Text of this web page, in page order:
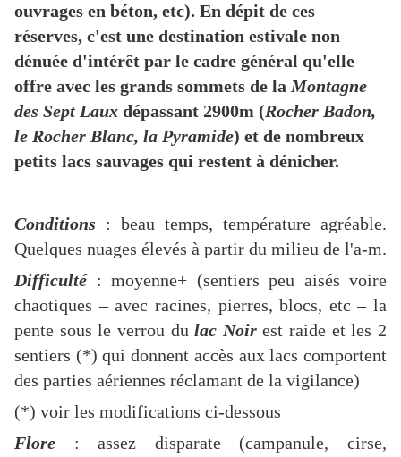
ouvrages en béton, etc). En dépit de ces
réserves, c'est une destination estivale non
dénuée d'intérêt par le cadre général qu'elle
offre avec les grands sommets de la Montagne
des Sept Laux dépassant 2900m (Rocher Badon,
le Rocher Blanc, la Pyramide) et de nombreux
petits lacs sauvages qui restent à dénicher.
Conditions : beau temps, température agréable.
Quelques nuages élevés à partir du milieu de l'a-m.
Difficulté: moyenne+ (sentiers peu aisés voire
chaotiques – avec racines, pierres, blocs, etc – la
pente sous le verrou dulac Noirest raide et les 2
sentiers (*) qui donnent accès aux lacs comportent
des parties aériennes réclamant de la vigilance)
(*) voir les modifications ci-dessous
Flore : assez disparate (campanule, cirse,